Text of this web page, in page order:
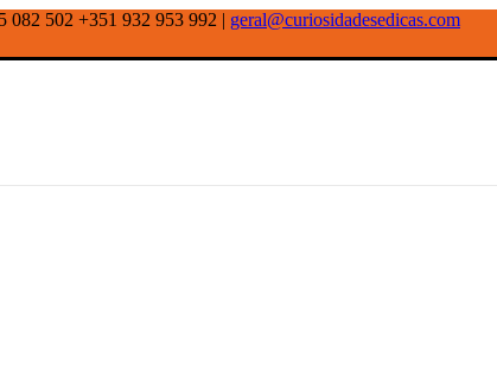
082 502 +351 932 953 992 | geral@curiosidadesedicas.com